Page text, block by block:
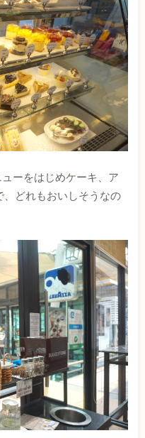
ーをはじめケーキ、ア
どれもおいしそうなの